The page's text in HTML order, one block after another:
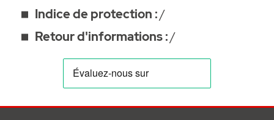
Indice de protection :/
Retour d'informations :/